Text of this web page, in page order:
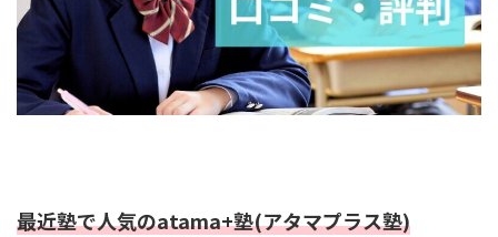
最近塾で人気のatama+塾(アタマプラス塾)